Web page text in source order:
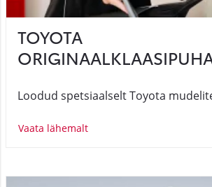
TOYOTA
Loodud spetsiaalselt Toyota
Vaata lähemalt